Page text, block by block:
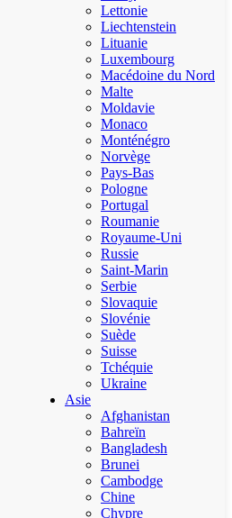
Lettonie
Liechtenstein
Lituanie
Luxembourg
Macédoine du Nord
Malte
Moldavie
Monaco
Monténégro
Norvège
Pays-Bas
Pologne
Portugal
Roumanie
Royaume-Uni
Russie
Saint-Marin
Serbie
Slovaquie
Slovénie
Suède
Suisse
Tchéquie
Ukraine
Asie
Afghanistan
Bahreïn
Bangladesh
Brunei
Cambodge
Chine
Chypre